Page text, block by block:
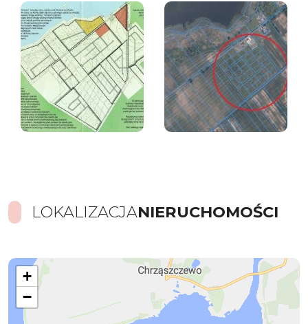
LOKALIZACJANIERUCHOMOŚCI
+
−